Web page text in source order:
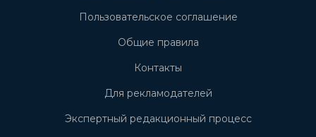
Пользовательское соглашение
Общие правила
Контакты
Для рекламодателей
Экспертный редакционный процесс